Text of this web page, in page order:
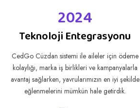
2024
Teknoloji Entegrasyonu
CedGo Cüzdan sistemi ile aileler için ödeme
kolaylığı, marka iş birlikleri ve kampanyalarla
avantaj sağlarken, yavrularımızın en iyi şekilde
eğlenmelerini mümkün hale getirdik.